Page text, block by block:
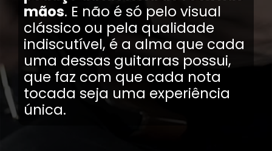
mãos. E não é só pelo visual
clássico ou pela qualidade
indiscutível, é a alma que cada
uma dessas guitarras possui,
que faz com que cada nota
tocada seja uma experiência
única.